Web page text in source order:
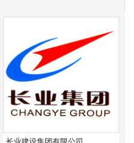
铁路工程施工总承包一级
铁路工程施工总承包三级
港口与航道工程施工总承包一级
矿山工程施工总承包一级
矿山工程施工总承包三级
冶金工程施工总承包一级